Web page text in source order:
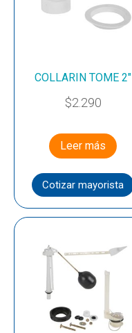
COLLARIN TOME 2″
$2.290
Leer más
Cotizar mayorista